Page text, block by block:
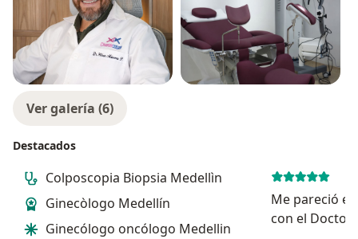
Ver galería (6)
Destacados
Colposcopia Biopsia Medellìn
Ginecòlogo Medellín
Ginecólogo oncólogo Medellin
Me pareció
con el Doctor. Las instalaciones del